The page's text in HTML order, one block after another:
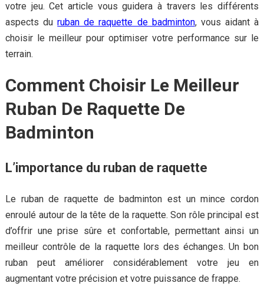
votre jeu. Cet article vous guidera à travers les différents
aspects duruban de raquette de badminton, vous aidant à
choisir le meilleur pour optimiser votre performance sur le
terrain.
Comment Choisir Le Meilleur
Ruban De Raquette De
Badminton
L’importance du ruban de raquette
Le ruban de raquette de badminton est un mince cordon
enroulé autour de la tête de la raquette. Son rôle principal est
d’offrir une prise sûre et confortable, permettant ainsi un
meilleur contrôle de la raquette lors des échanges. Un bon
ruban peut améliorer considérablement votre jeu en
augmentant votre précision et votre puissance de frappe.